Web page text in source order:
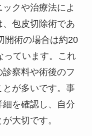
クや治療法によ
包皮切除術であ
開術の場合は約20
っています。これ
察料や術後のフ
とが多いです。事
を確認し、自分
大切です。